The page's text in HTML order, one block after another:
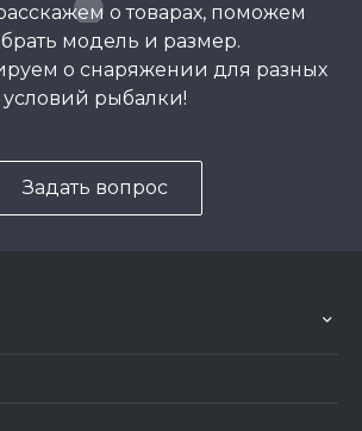
о товарах, поможем
модель и размер.
о снаряжении для разных
условий рыбалки!
Задать вопрос